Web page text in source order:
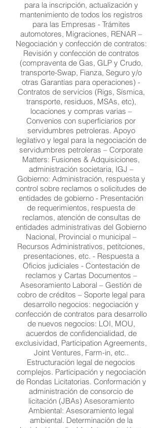
para la inscripción, actualización y
mantenimiento de todos los registros
para las Empresas - Trámites
automotores, Migraciones, RENAR –
Negociación y confección de contratos:
Revisión y confección de contratos
(compraventa de Gas, GLP y Crudo,
transporte-Swap, Fianza, Seguro y/o
otras Garantías para operaciones) -
Contratos de servicios (Rigs, Sísmica,
transporte, residuos, MSAs, etc),
locaciones y compras varias –
Convenios con superficiarios por
servidumbres petroleras. Apoyo
legilativo y legal para la negociación de
servidumbres petroleras – Corporate
Matters: Fusiones & Adquisiciones,
administración societaria, IGJ –
Gobierno: Administración, respuesta y
control sobre reclamos o solicitudes de
entidades de gobierno - Presentación
de requerimientos, respuesta de
reclamos, atención de consultas de
entidades administrativas del Gobierno
Nacional, Provincial o municipal –
Recursos Administrativos, petitciones,
presentaciones, etc. - Respuesta a
Oficios judiciales - Contestación de
reclamos y Cartas Documentos –
Asesoramiento Laboral – Gestión de
cobro de créditos – Soporte legal para
desarrollo negocios: negociación y
confección de contratos para desarrollo
de nuevos negocios: LOI, MOU,
acuerdos de confidencialidad, de
exclusividad, Participation Agreements,
Joint Ventures, Farm-in, etc..
Estructuración legal de negocios
complejos. Participación y negociación
de Rondas Licitatorias. Conformación y
administración de consorcio de
licitación (JBAs) Asesoramiento
Ambiental: Asesoramiento legal
ambiental. Determinación de la